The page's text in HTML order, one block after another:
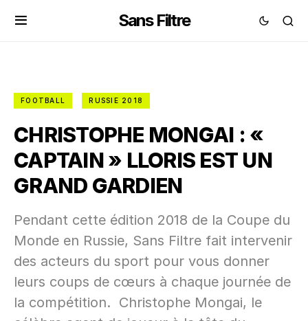
Sans Filtre
FOOTBALL RUSSIE 2018
CHRISTOPHE MONGAI : «
CAPTAIN » LLORIS EST UN
GRAND GARDIEN
Pendant cette édition 2018 de la Coupe du
Monde en Russie, Sans Filtre fait intervenir
des acteurs du sport pour vous donner
leurs coups de cœurs à chaque journée de
la compétition. Christophe Mongai, le